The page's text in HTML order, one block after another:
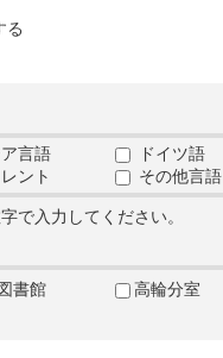
る
言語 ドイツ語
ント
その他言語
で入力してください。
書館 高輪分室